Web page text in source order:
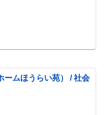
ームほうらい苑） / 社会